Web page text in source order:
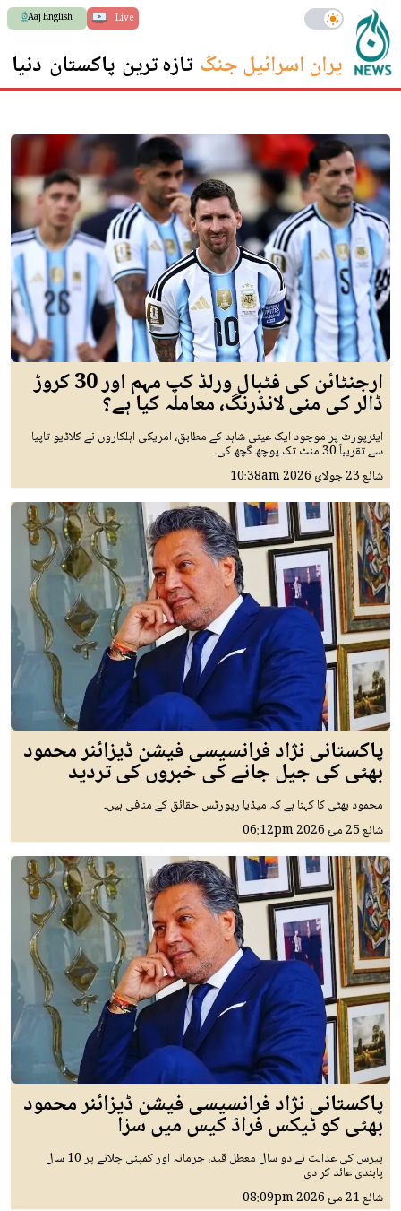
Live
Aaj English
ایران اسرائیل جنگ تازہ ترین پاکستان دنیا
ارجنٹائن کی فٹبال ورلڈ کپ مہم اور 30 کروڑ
ڈالر کی منی لانڈرنگ، معاملہ کیا ہے؟
ایئرپورٹ پر موجود ایک عینی شاہد کے مطابق، امریکی اہلکاروں نے کلاڈیو تاپیا
سے تقریباً 30 منٹ تک پوچھ گچھ کی۔
شائع23 جولائ 2026 10:38am
پاکستانی نژاد فرانسیسی فیشن ڈیزائنر محمود
بھٹی کی جیل جانے کی خبروں کی تردید
محمود بھٹی کا کہنا ہے کہ میڈیا رپورٹس حقائق کے منافی ہیں۔
شائع25 مئ 2026 06:12pm
پاکستانی نژاد فرانسیسی فیشن ڈیزائنر محمود
بھٹی کو ٹیکس فراڈ کیس میں سزا
پیرس کی عدالت نے دو سال معطل قید، جرمانہ اور کمپنی چلانے پر 10 سال
پابندی عائد کر دی
شائع21 مئ 2026 08:09pm